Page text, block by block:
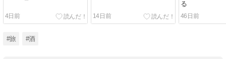
4日前 14日前
る
46日前
#旅 #酒